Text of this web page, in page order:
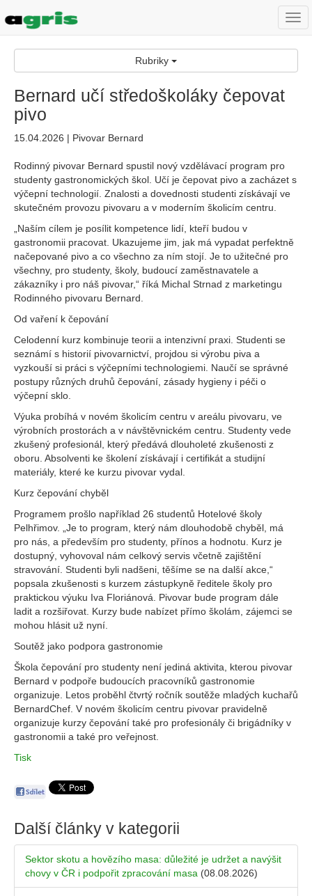
Rubriky
Bernard učí středoškoláky čepovat
pivo
15.04.2026 | Pivovar Bernard
Rodinný pivovar Bernard spustil nový vzdělávací program pro
studenty gastronomických škol. Učí je čepovat pivo a zacházet s
výčepní technologií. Znalosti a dovednosti studenti získávají ve
skutečném provozu pivovaru a v moderním školicím centru.
„Naším cílem je posílit kompetence lidí, kteří budou v
gastronomii pracovat. Ukazujeme jim, jak má vypadat perfektně
načepované pivo a co všechno za ním stojí. Je to užitečné pro
všechny, pro studenty, školy, budoucí zaměstnavatele a
zákazníky i pro náš pivovar,“ říká Michal Strnad z marketingu
Rodinného pivovaru Bernard.
Od vaření k čepování
Celodenní kurz kombinuje teorii a intenzivní praxi. Studenti se
seznámí s historií pivovarnictví, projdou si výrobu piva a
vyzkouší si práci s výčepními technologiemi. Naučí se správné
postupy různých druhů čepování, zásady hygieny i péči o
výčepní sklo.
Výuka probíhá v novém školicím centru v areálu pivovaru, ve
výrobních prostorách a v návštěvnickém centru. Studenty vede
zkušený profesionál, který předává dlouholeté zkušenosti z
oboru. Absolventi ke školení získávají i certifikát a studijní
materiály, které ke kurzu pivovar vydal.
Kurz čepování chyběl
Programem prošlo například 26 studentů Hotelové školy
Pelhřimov. „Je to program, který nám dlouhodobě chyběl, má
pro nás, a především pro studenty, přínos a hodnotu. Kurz je
dostupný, vyhovoval nám celkový servis včetně zajištění
stravování. Studenti byli nadšeni, těšíme se na další akce,“
popsala zkušenosti s kurzem zástupkyně ředitele školy pro
praktickou výuku Iva Floriánová. Pivovar bude program dále
ladit a rozšiřovat. Kurzy bude nabízet přímo školám, zájemci se
mohou hlásit už nyní.
Soutěž jako podpora gastronomie
Škola čepování pro studenty není jediná aktivita, kterou pivovar
Bernard v podpoře budoucích pracovníků gastronomie
organizuje. Letos proběhl čtvrtý ročník soutěže mladých kuchařů
BernardChef. V novém školicím centru pivovar pravidelně
organizuje kurzy čepování také pro profesionály či brigádníky v
gastronomii a také pro veřejnost.
Tisk
Další články v kategorii
Sektor skotu a hovězího masa: důležité je udržet a navýšit
chovy v ČR i podpořit zpracování masa (08.08.2026)